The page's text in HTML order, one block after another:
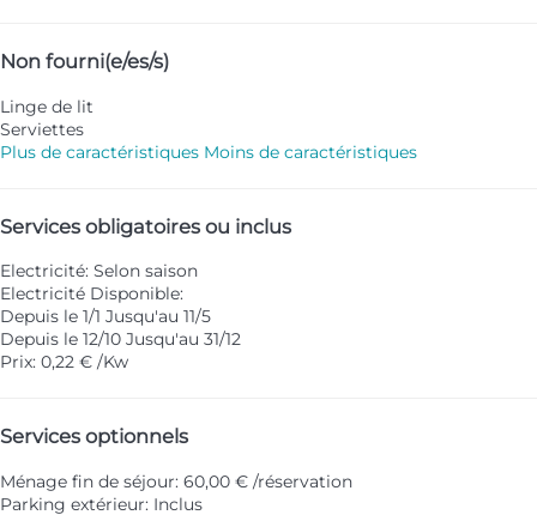
Non fourni(e/es/s)
Linge de lit
Serviettes
Plus de caractéristiques Moins de caractéristiques
Services obligatoires ou inclus
Electricité: Selon saison
Electricité Disponible:
Depuis le 1/1 Jusqu'au 11/5
Depuis le 12/10 Jusqu'au 31/12
Prix: 0,22 € /Kw
Services optionnels
Ménage fin de séjour: 60,00 € /réservation
Parking extérieur: Inclus